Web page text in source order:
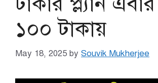
১০০ টাকায়
May 18, 2025 by Souvik Mukherjee